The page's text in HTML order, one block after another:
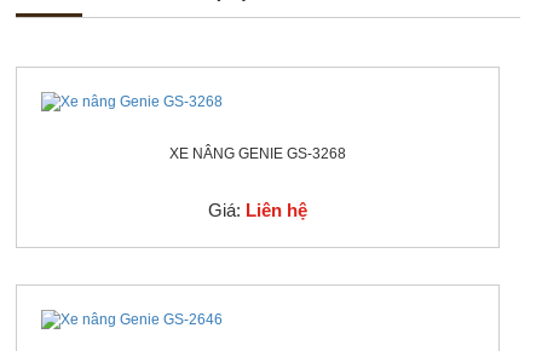
XE NÂNG GENIE GS-3268
Giá: Liên hệ